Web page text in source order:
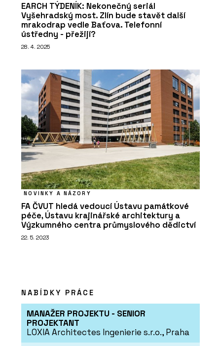
EARCH TÝDENÍK: Nekonečný seriál
Vyšehradský most. Zlín bude stavět další
mrakodrap vedle Baťova. Telefonní
ústředny - přežijí?
28. 4. 2025
NOVINKY A NÁZORY
FA ČVUT hledá vedoucí Ústavu památkové
péče, Ústavu krajinářské architektury a
Výzkumného centra průmyslového dědictví
22. 5. 2023
NABÍDKY PRÁCE
MANAŽER PROJEKTU - SENIOR
PROJEKTANT
LOXIA Architectes Ingenierie s.r.o., Praha